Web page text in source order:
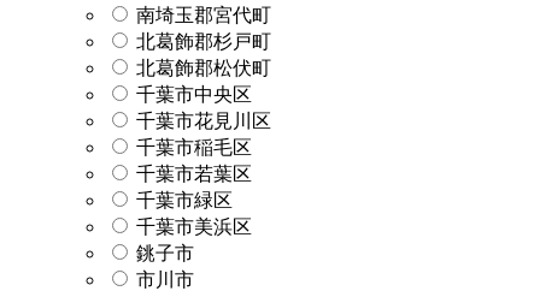
南埼玉郡宮代町
北葛飾郡杉戸町
北葛飾郡松伏町
千葉市中央区
千葉市花見川区
千葉市稲毛区
千葉市若葉区
千葉市緑区
千葉市美浜区
銚子市
市川市